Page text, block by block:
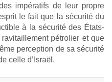
impératifs de leur propre
le fait que la sécurité du
à la sécurité des États-
pétrolier et que
perception de sa sécurité
celle d’Israël.